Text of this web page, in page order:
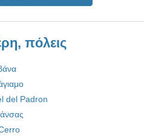
πόλεις
del Padron